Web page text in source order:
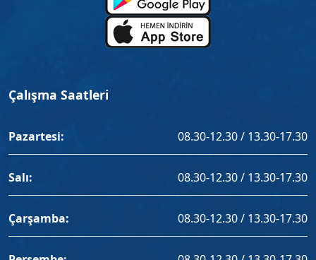
Çalışma Saatleri
Pazartesi: 08.30-12.30 / 13.30-17.30
Salı: 08.30-12.30 / 13.30-17.30
Çarşamba: 08.30-12.30 / 13.30-17.30